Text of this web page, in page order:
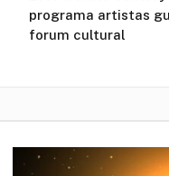
programa artistas
forum cultural